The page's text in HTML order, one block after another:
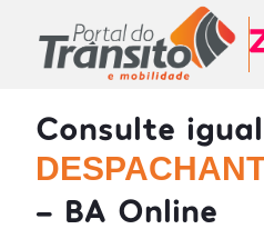
Consulte
- BA Online